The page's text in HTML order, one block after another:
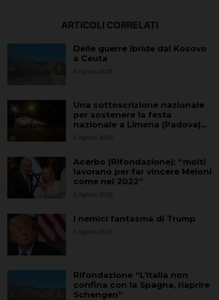
ARTICOLI CORRELATI
Delle guerre ibride dal Kosovo
a Ceuta
6 Agosto 2026
Una sottoscrizione nazionale
per sostenere la festa
nazionale a Limena (Padova)...
5 Agosto 2026
Acerbo (Rifondazione): “molti
lavorano per far vincere Meloni
come nel 2022”
5 Agosto 2026
I nemici fantasma di Trump
5 Agosto 2026
Rifondazione “L’Italia non
confina con la Spagna, riaprire
Schengen”